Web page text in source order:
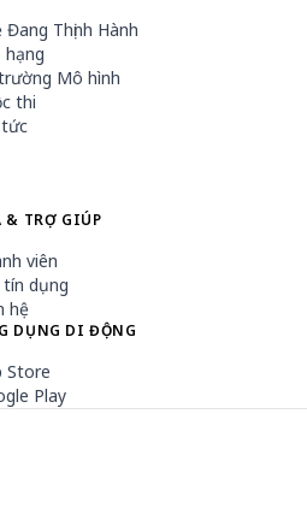
Đang Thịnh Hành
hạng
Mô hình
thi
& TRỢ GIÚP
viên
tín dụng
hệ
DỤNG DI ĐỘNG
Store
Play